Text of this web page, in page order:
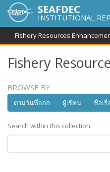
SEAFDEC
INSTITUTIONAL
Fishery Resources
Fishery
BROWSE BY
ตามวันที่ออก ผู้เขียน ชื่อเรื่
Search within this collection: